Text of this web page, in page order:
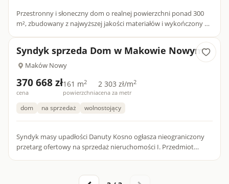
Przestronny i słoneczny dom o realnej powierzchni ponad 300
m², zbudowany z najwyższej jakości materiałów i wykończony w
Syndyk sprzeda Dom w Makowie Nowym
Maków Nowy
370 668 zł
cena
161 m2
powierzchnia
2 303 zł/m2
cena za metr
dom na sprzedaż wolnostojący
Syndyk masy upadłości Danuty Kosno ogłasza nieograniczony
przetarg ofertowy na sprzedaż nieruchomości I. Przedmiot